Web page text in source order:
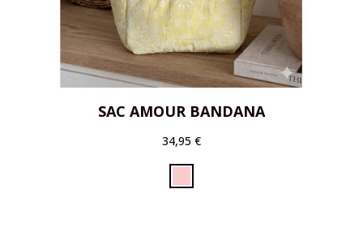
SAC AMOUR BANDANA
34,95 €